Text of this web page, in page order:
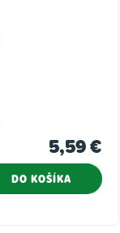
5,59 €
DO KOŠÍKA